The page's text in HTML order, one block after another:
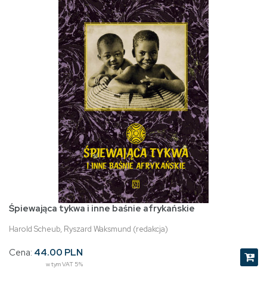
Śpiewająca tykwa i inne baśnie afrykańskie
Harold Scheub, Ryszard Waksmund (redakcja)
Cena: 44.00 PLN
w tym VAT 5%